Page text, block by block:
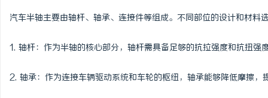
汽车半轴主要由轴杆、轴承、连接件等组成。不同部位的设计和材料
1. 轴杆：作为半轴的核心部分，轴杆需具备足够的抗拉强度和抗扭
2. 轴承：作为连接车辆驱动系统和车轮的枢纽，轴承能够降低摩擦